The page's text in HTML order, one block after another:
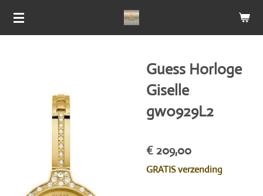
Ga
Guess Horloge
Giselle
gw0929L2
€ 209,00
GRATIS verzending